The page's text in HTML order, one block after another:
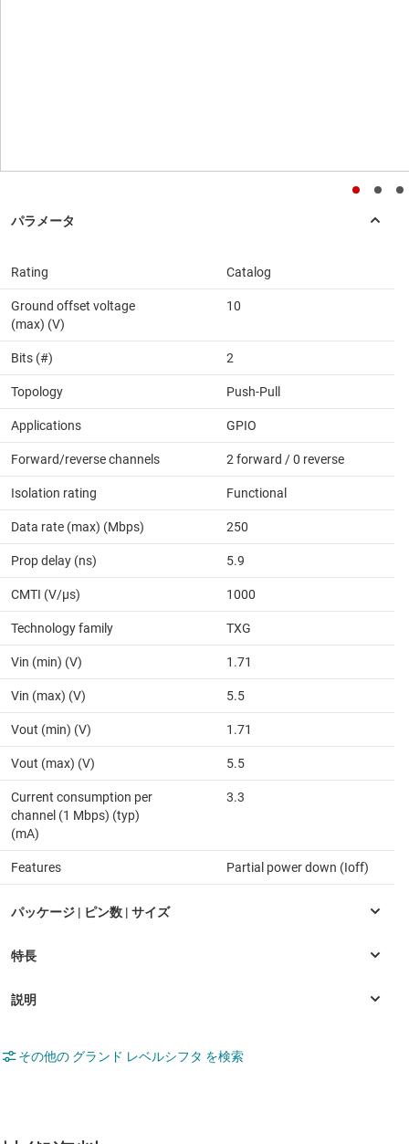
Rating Catalog
Ground offset voltage
(max) (V)
10
Bits (#) 2
Topology Push-Pull
Applications GPIO
Forward/reverse channels 2 forward / 0 reverse
Isolation rating Functional
Data rate (max) (Mbps) 250
Prop delay (ns) 5.9
CMTI (V/µs) 1000
Technology family TXG
Vin (min) (V) 1.71
Vin (max) (V) 5.5
Vout (min) (V) 1.71
Vout (max) (V) 5.5
Current consumption per
channel (1 Mbps) (typ)
(mA)
3.3
Features Partial power down (Ioff)
その他の グランド レベルシフタ を検索